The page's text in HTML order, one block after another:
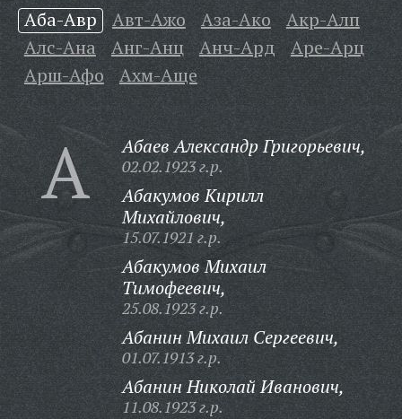
Аба-Авр Авт-Ажо Аза-Ако
Акр-Алп
Алс-Ана
Анг-Анц Анч-Ард
Аре-Арц
Арш-Афо
Ахм-Аще
А Абаев Александр Григорьевич,
02.02.1923 г.р.
Абакумов Кирилл
Михайлович,
15.07.1921 г.р.
Абакумов Михаил
Тимофеевич,
25.08.1923 г.р.
Абанин Михаил Сергеевич,
01.07.1913 г.р.
Абанин Николай Иванович,
11.08.1923 г.р.